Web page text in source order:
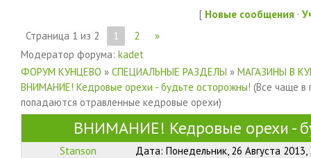
[ Новые сообщения ·
Страница 1 из 2 1 2
»
Модератор форума: kadet
ФОРУМ КУНЦЕВО » СПЕЦИАЛЬНЫЕ РАЗДЕЛЫ » МАГАЗИНЫ В
ВНИМАНИЕ! Кедровые орехи - будьте осторожны! (Все чаще в
попадаются отравленные кедровые орехи)
ВНИМАНИЕ! Кедровые орехи -
Stanson Дата: Понедельник, 26 Августа